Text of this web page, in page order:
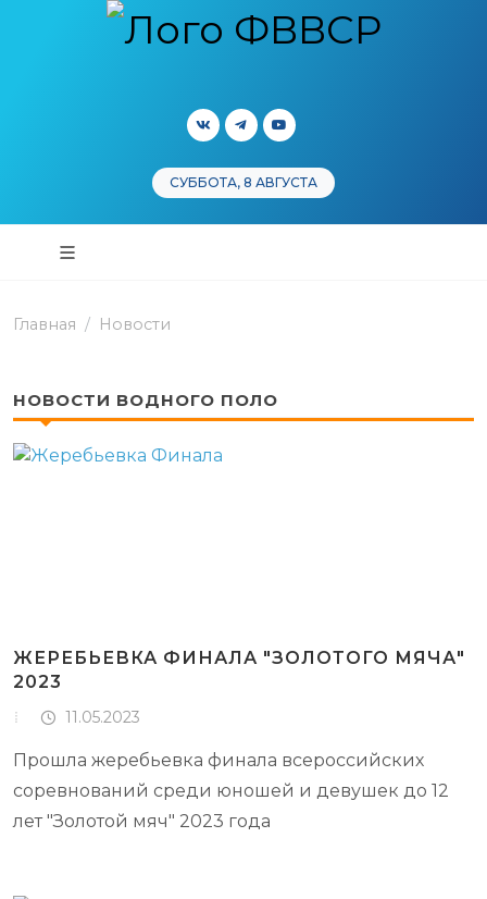
СУББОТА, 8 АВГУСТА
Главная Новости
НОВОСТИ ВОДНОГО ПОЛО
ЖЕРЕБЬЕВКА ФИНАЛА "ЗОЛОТОГО МЯЧА"
2023
11.05.2023
Прошла жеребьевка финала всероссийских
соревнований среди юношей и девушек до 12
лет "Золотой мяч" 2023 года